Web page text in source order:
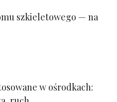
szkieletowego — na
w ośrodkach: